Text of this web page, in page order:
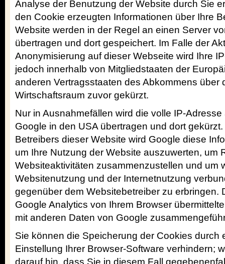
Analyse der Benutzung der Website durch Sie
den Cookie erzeugten Informationen über Ihre
Website werden in der Regel an einen Server
übertragen und dort gespeichert. Im Falle der
Anonymisierung auf dieser Webseite wird Ihre
jedoch innerhalb von Mitgliedstaaten der
anderen Vertragsstaaten des Abkommens über
Wirtschaftsraum zuvor gekürzt.
Nur in Ausnahmefällen wird die volle IP-
Google in den USA übertragen und dort
Betreibers dieser Website wird Google diese
um Ihre Nutzung der Website auszuwerten, um
Websiteaktivitäten zusammenzustellen und um
Websitenutzung und der Internetnutzung
gegenüber dem Websitebetreiber zu erbringen.
Google Analytics von Ihrem Browser
mit anderen Daten von Google
Sie können die Speicherung der Cookies durch
Einstellung Ihrer Browser-Software verhindern;
darauf hin, dass Sie in diesem Fall